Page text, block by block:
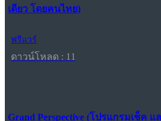
เดียว โดยคนไทย)
ฟรีแวร์
ดาวน์โหลด : 11
Grand Perspective (โปรแกรมเช็ค